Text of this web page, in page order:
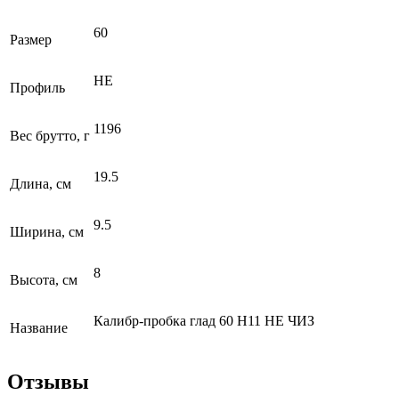
Размер 60
Профиль НЕ
Вес брутто, г 1196
Длина, см 19.5
Ширина, см 9.5
Высота, см 8
Название Калибр-пробка глад 60 Н11 НЕ ЧИЗ
Отзывы